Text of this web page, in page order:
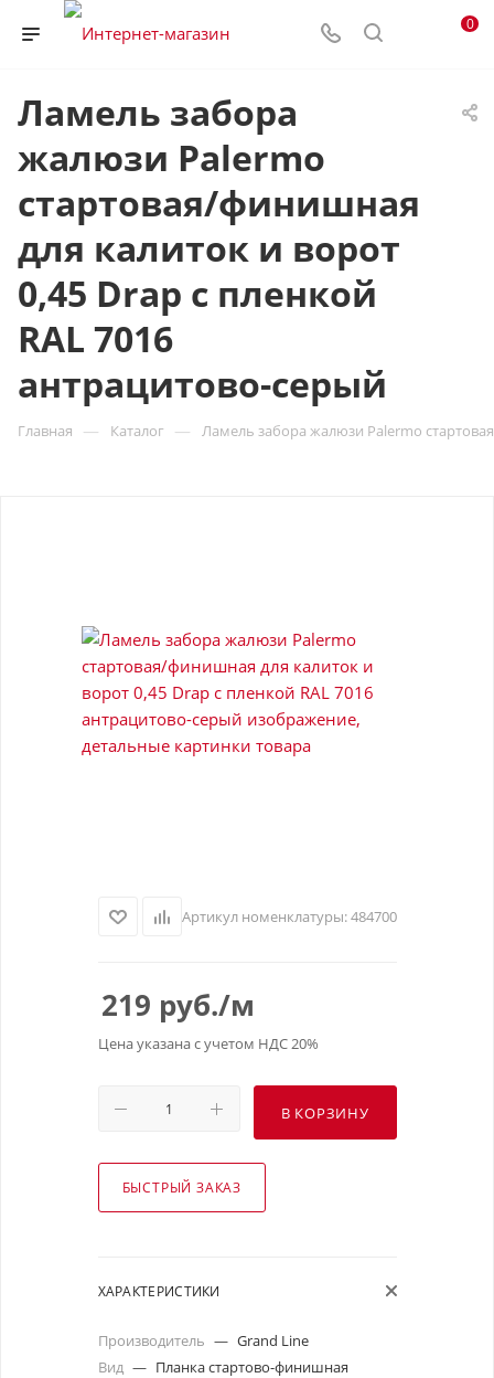
0
Ламель забора
жалюзи Palermo
стартовая/финишная
для калиток и ворот
0,45 Drap с пленкой
RAL 7016
антрацитово-серый
Главная — Каталог — Ламель забора жалюзи Palermo
Артикул номенклатуры:484700
219 руб./м
Цена указана с учетом НДС 20%
В КОРЗИНУ
БЫСТРЫЙ ЗАКАЗ
ХАРАКТЕРИСТИКИ
Производитель — Grand Line
Вид — Планка стартово-финишная